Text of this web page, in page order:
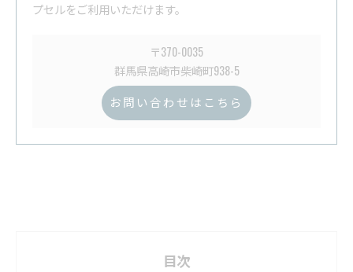
プセルをご利用いただけます。
〒370-0035
群馬県高崎市柴崎町938-5
お問い合わせはこちら
目次